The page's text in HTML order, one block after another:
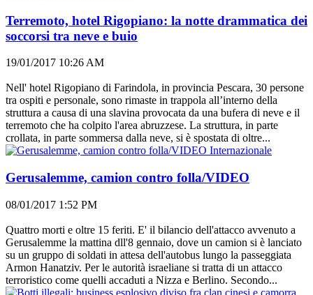
Terremoto, hotel Rigopiano: la notte drammatica dei
soccorsi tra neve e buio
19/01/2017 10:26 AM
Nell' hotel Rigopiano di Farindola, in provincia Pescara, 30 persone
tra ospiti e personale, sono rimaste in trappola all’interno della
struttura a causa di una slavina provocata da una bufera di neve e il
terremoto che ha colpito l'area abruzzese. La struttura, in parte
crollata, in parte sommersa dalla neve, si è spostata di oltre...
Internazionale
Gerusalemme, camion contro folla/VIDEO
08/01/2017 1:52 PM
Quattro morti e oltre 15 feriti. E' il bilancio dell'attacco avvenuto a
Gerusalemme la mattina dll'8 gennaio, dove un camion si è lanciato
su un gruppo di soldati in attesa dell'autobus lungo la passeggiata
Armon Hanatziv. Per le autorità israeliane si tratta di un attacco
terroristico come quelli accaduti a Nizza e Berlino. Secondo...